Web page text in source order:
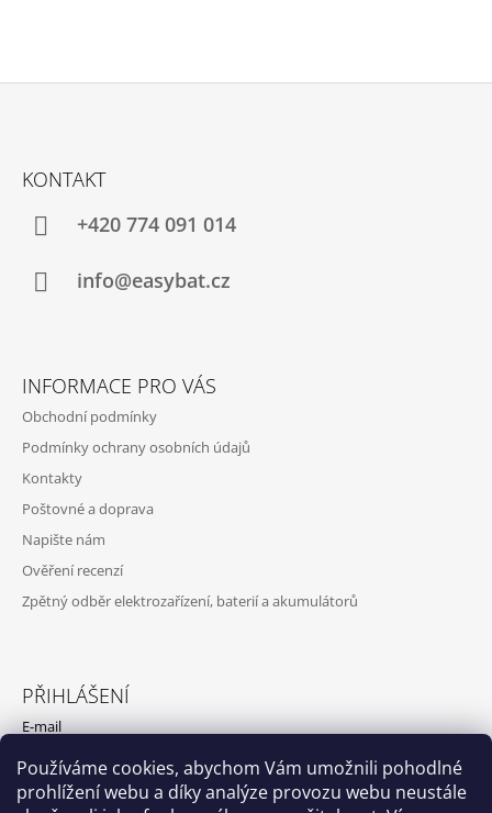
Používáme cookies, abychom Vám umožnili pohodlné
prohlížení webu a díky analýze provozu webu neustále
KONTAKT
+420 774 091 014
info@easybat.cz
INFORMACE PRO VÁS
Obchodní podmínky
Podmínky ochrany osobních údajů
Kontakty
Poštovné a doprava
Napište nám
Ověření recenzí
Zpětný odběr elektrozařízení, baterií a akumulátorů
PŘIHLÁŠENÍ
E-mail
Heslo